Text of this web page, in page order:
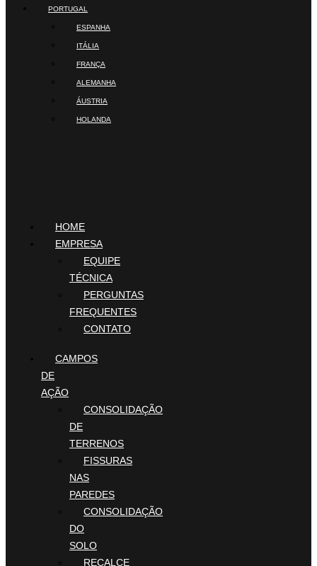
PORTUGAL
ESPANHA
ITÁLIA
FRANÇA
ALEMANHA
ÁUSTRIA
HOLANDA
HOME
EMPRESA
EQUIPE
TÉCNICA
PERGUNTAS
FREQUENTES
CONTATO
CAMPOS
DE
AÇÃO
CONSOLIDAÇÃO
DE
TERRENOS
FISSURAS
NAS
PAREDES
CONSOLIDAÇÃO
DO
SOLO
RECALCE